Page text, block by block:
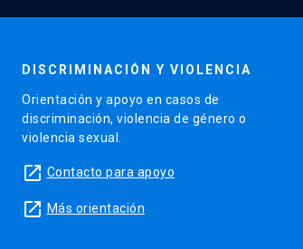
DISCRIMINACIÓN Y VIOLENCIA
Orientación y apoyo en casos de
discriminación, violencia de género o
violencia sexual.
launch Contacto para apoyo
launch Más orientación